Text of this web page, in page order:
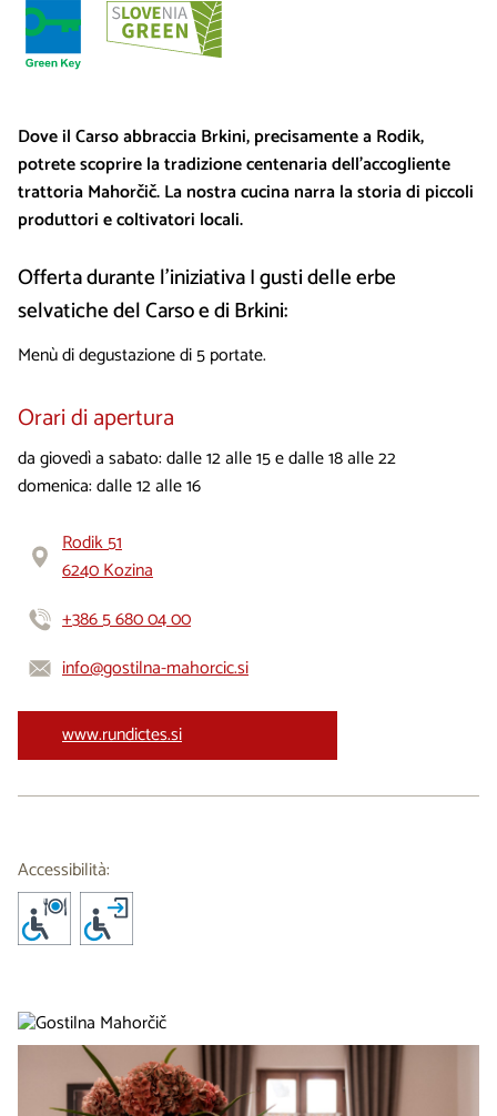
Dove il Carso abbraccia Brkini, precisamente a Rodik,
potrete scoprire la tradizione centenaria dell’accogliente
trattoria Mahorčič. La nostra cucina narra la storia di piccoli
produttori e coltivatori locali.
Offerta durante l’iniziativa I gusti delle erbe
selvatiche del Carso e di Brkini:
Menù di degustazione di 5 portate.
Orari di apertura
da giovedì a sabato: dalle 12 alle 15 e dalle 18 alle 22
domenica: dalle 12 alle 16
Rodik 51
6240 Kozina
+386 5 680 04 00
info@gostilna-mahorcic.si
www.rundictes.si
Accessibilità: